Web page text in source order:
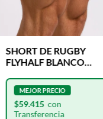
SHORT DE RUGBY
FLYHALF BLANCO
$59.415